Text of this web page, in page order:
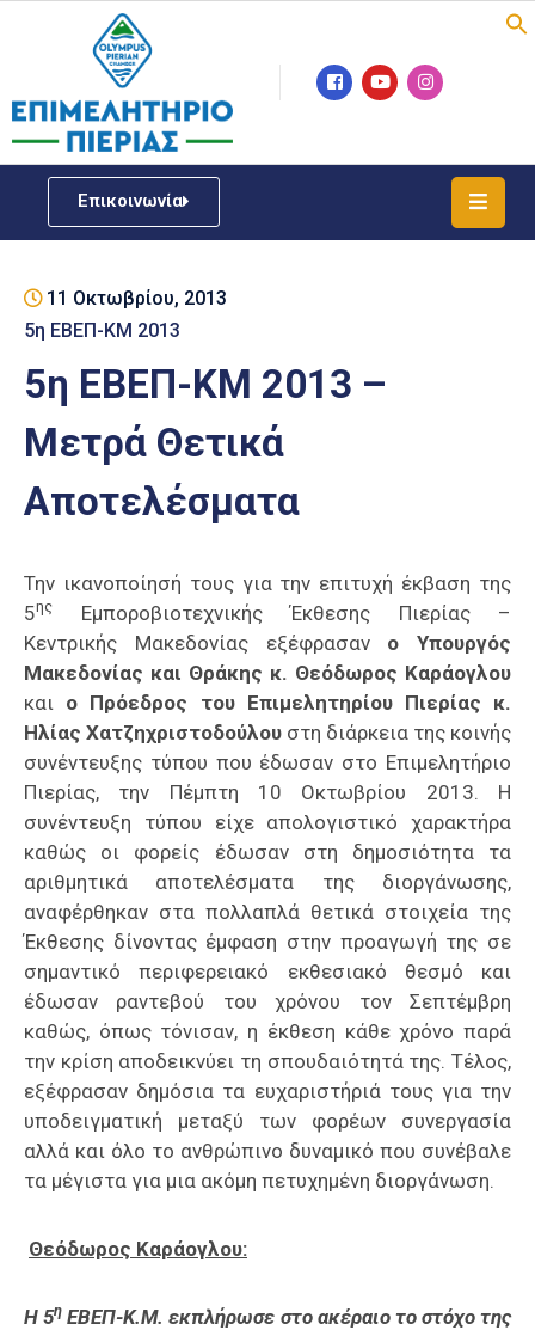
Επικοινωνία
Επιμελητήριο
Νέα
ΓΕΜΗ
Επιχειρηματική
Υποστήριξη
Έκθεση
Παραδοσιακών
Έκθεση
ΕΒΕΠ-
ΚΜ
Πιερία
11 Οκτωβρίου, 2013
5η ΕΒΕΠ-ΚΜ 2013
5η ΕΒΕΠ-ΚΜ 2013 –
Μετρά Θετικά
Αποτελέσματα
Την ικανοποίησή τους για την επιτυχή έκβαση της
5ης
Εμποροβιοτεχνικής Έκθεσης Πιερίας –
Κεντρικής Μακεδονίας εξέφρασαν ο Υπουργός
Μακεδονίας και Θράκης κ. Θεόδωρος Καράογλου
και ο Πρόεδρος του Επιμελητηρίου Πιερίας κ.
Ηλίας Χατζηχριστοδούλου στη διάρκεια της κοινής
συνέντευξης τύπου που έδωσαν στο Επιμελητήριο
Πιερίας, την Πέμπτη 10 Οκτωβρίου 2013. Η
συνέντευξη τύπου είχε απολογιστικό χαρακτήρα
καθώς οι φορείς έδωσαν στη δημοσιότητα τα
αριθμητικά αποτελέσματα της διοργάνωσης,
αναφέρθηκαν στα πολλαπλά θετικά στοιχεία της
Έκθεσης δίνοντας έμφαση στην προαγωγή της σε
σημαντικό περιφερειακό εκθεσιακό θεσμό και
έδωσαν ραντεβού του χρόνου τον Σεπτέμβρη
καθώς, όπως τόνισαν, η έκθεση κάθε χρόνο παρά
την κρίση αποδεικνύει τη σπουδαιότητά της. Τέλος,
εξέφρασαν δημόσια τα ευχαριστήριά τους για την
υποδειγματική μεταξύ των φορέων συνεργασία
αλλά και όλο το ανθρώπινο δυναμικό που συνέβαλε
τα μέγιστα για μια ακόμη πετυχημένη διοργάνωση.
Θεόδωρος Καράογλου:
Η 5η ΕΒΕΠ-Κ.Μ. εκπλήρωσε στο ακέραιο το στόχο της